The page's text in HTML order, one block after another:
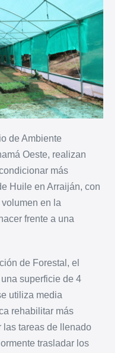
de Ambiente
Oeste, realizan
más
Huile en Arraiján, con
en la
frente a una
de Forestal, el
superficie de 4
utiliza media
rehabilitar más
tareas de llenado
trasladar los